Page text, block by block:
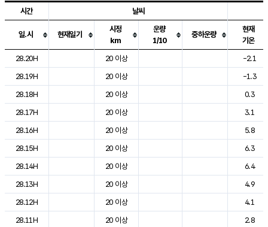
도시별 기상실황표로 지점, 날씨, 기온, 강수, 바람, 기압등을 안내한 표입
시간 날씨
일.시 현재일기
시정
km
운량
1/10
중하운량
현재
기온
28.20H
20 이상
-2.1
28.19H
20 이상
-1.3
28.18H
20 이상
0.3
28.17H
20 이상
3.1
28.16H
20 이상
5.8
28.15H
20 이상
6.3
28.14H
20 이상
6.4
28.13H
20 이상
4.9
28.12H
20 이상
4.1
28.11H
20 이상
2.8